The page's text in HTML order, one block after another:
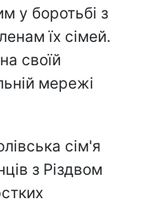
у боротьбі з
їх сімей.
своїй
мережі
сім'я
з Різдвом